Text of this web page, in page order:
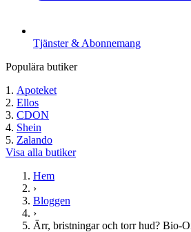
Tjänster & Abonnemang
Populära butiker
Apoteket
Ellos
CDON
Shein
Zalando
Visa alla butiker
Hem
›
Bloggen
›
Ärr, bristningar och torr hud? Bio-